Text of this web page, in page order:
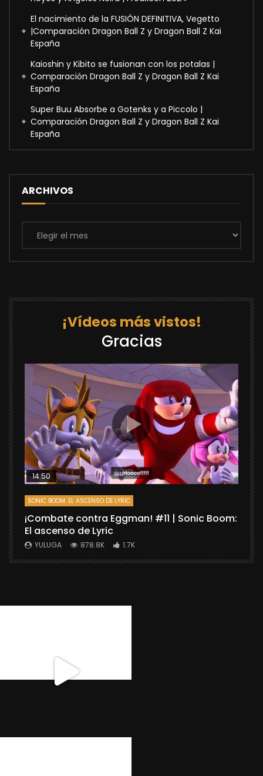
El nacimiento de la FUSIÓN DEFINITIVA, Vegetto
|Comparación Dragon Ball Z y Dragon Ball Z Kai
España
Kaioshin y Kibito se fusionan con los potalas |
Comparación Dragon Ball Z y Dragon Ball Z Kai
España
Super Buu Absorbe a Gotenks y a Piccolo |
Comparación Dragon Ball Z y Dragon Ball Z Kai
España
ARCHIVOS
Archivos
¡Vídeos más vistos!
Gracias
14:50
SONIC BOOM: EL ASCENSO DE LYRIC
¡Combate contra Eggman! #11 | Sonic Boom:
El ascenso de Lyric
YULUGA 878.8K 1.7K